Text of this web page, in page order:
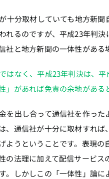
十分取材していても地方新
れるのですが、平成23年判
と地方新聞の一体性がある
はなく、平成23年判決は、
」があれば免責の余地がある
を出し合って通信社を作っ
、通信社が十分に取材すれ
ようということです。表現
の法理に加えて配信サービ
。しかしこの「一体性」論